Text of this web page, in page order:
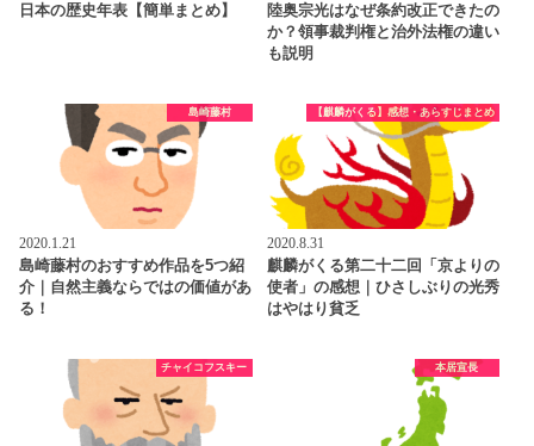
日本の歴史年表【簡単まとめ】
陸奥宗光はなぜ条約改正できたの
か？領事裁判権と治外法権の違い
も説明
島崎藤村
2020.1.21
島崎藤村のおすすめ作品を5つ紹
介｜自然主義ならではの価値があ
る！
【麒麟がくる】感想・あらすじまとめ
2020.8.31
麒麟がくる第二十二回「京よりの
使者」の感想｜ひさしぶりの光秀
はやはり貧乏
チャイコフスキー 本居宣長